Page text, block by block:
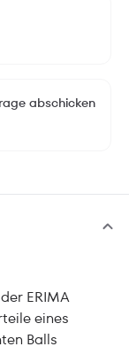
abschicken
ERIMA
eines
Balls